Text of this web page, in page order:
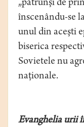
„pătrunşi de
înscenându-se
unul din aceşti
biserica
Sovietele nu
naţionale.
Evanghelia urii